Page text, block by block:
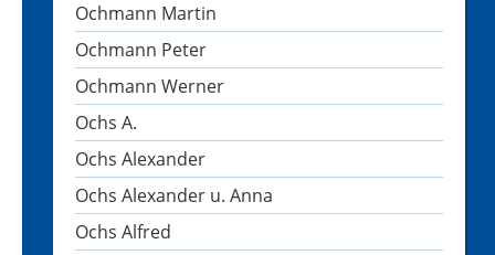
Ochmann Martin
Ochmann Peter
Ochmann Werner
Ochs A.
Ochs Alexander
Ochs Alexander u. Anna
Ochs Alfred